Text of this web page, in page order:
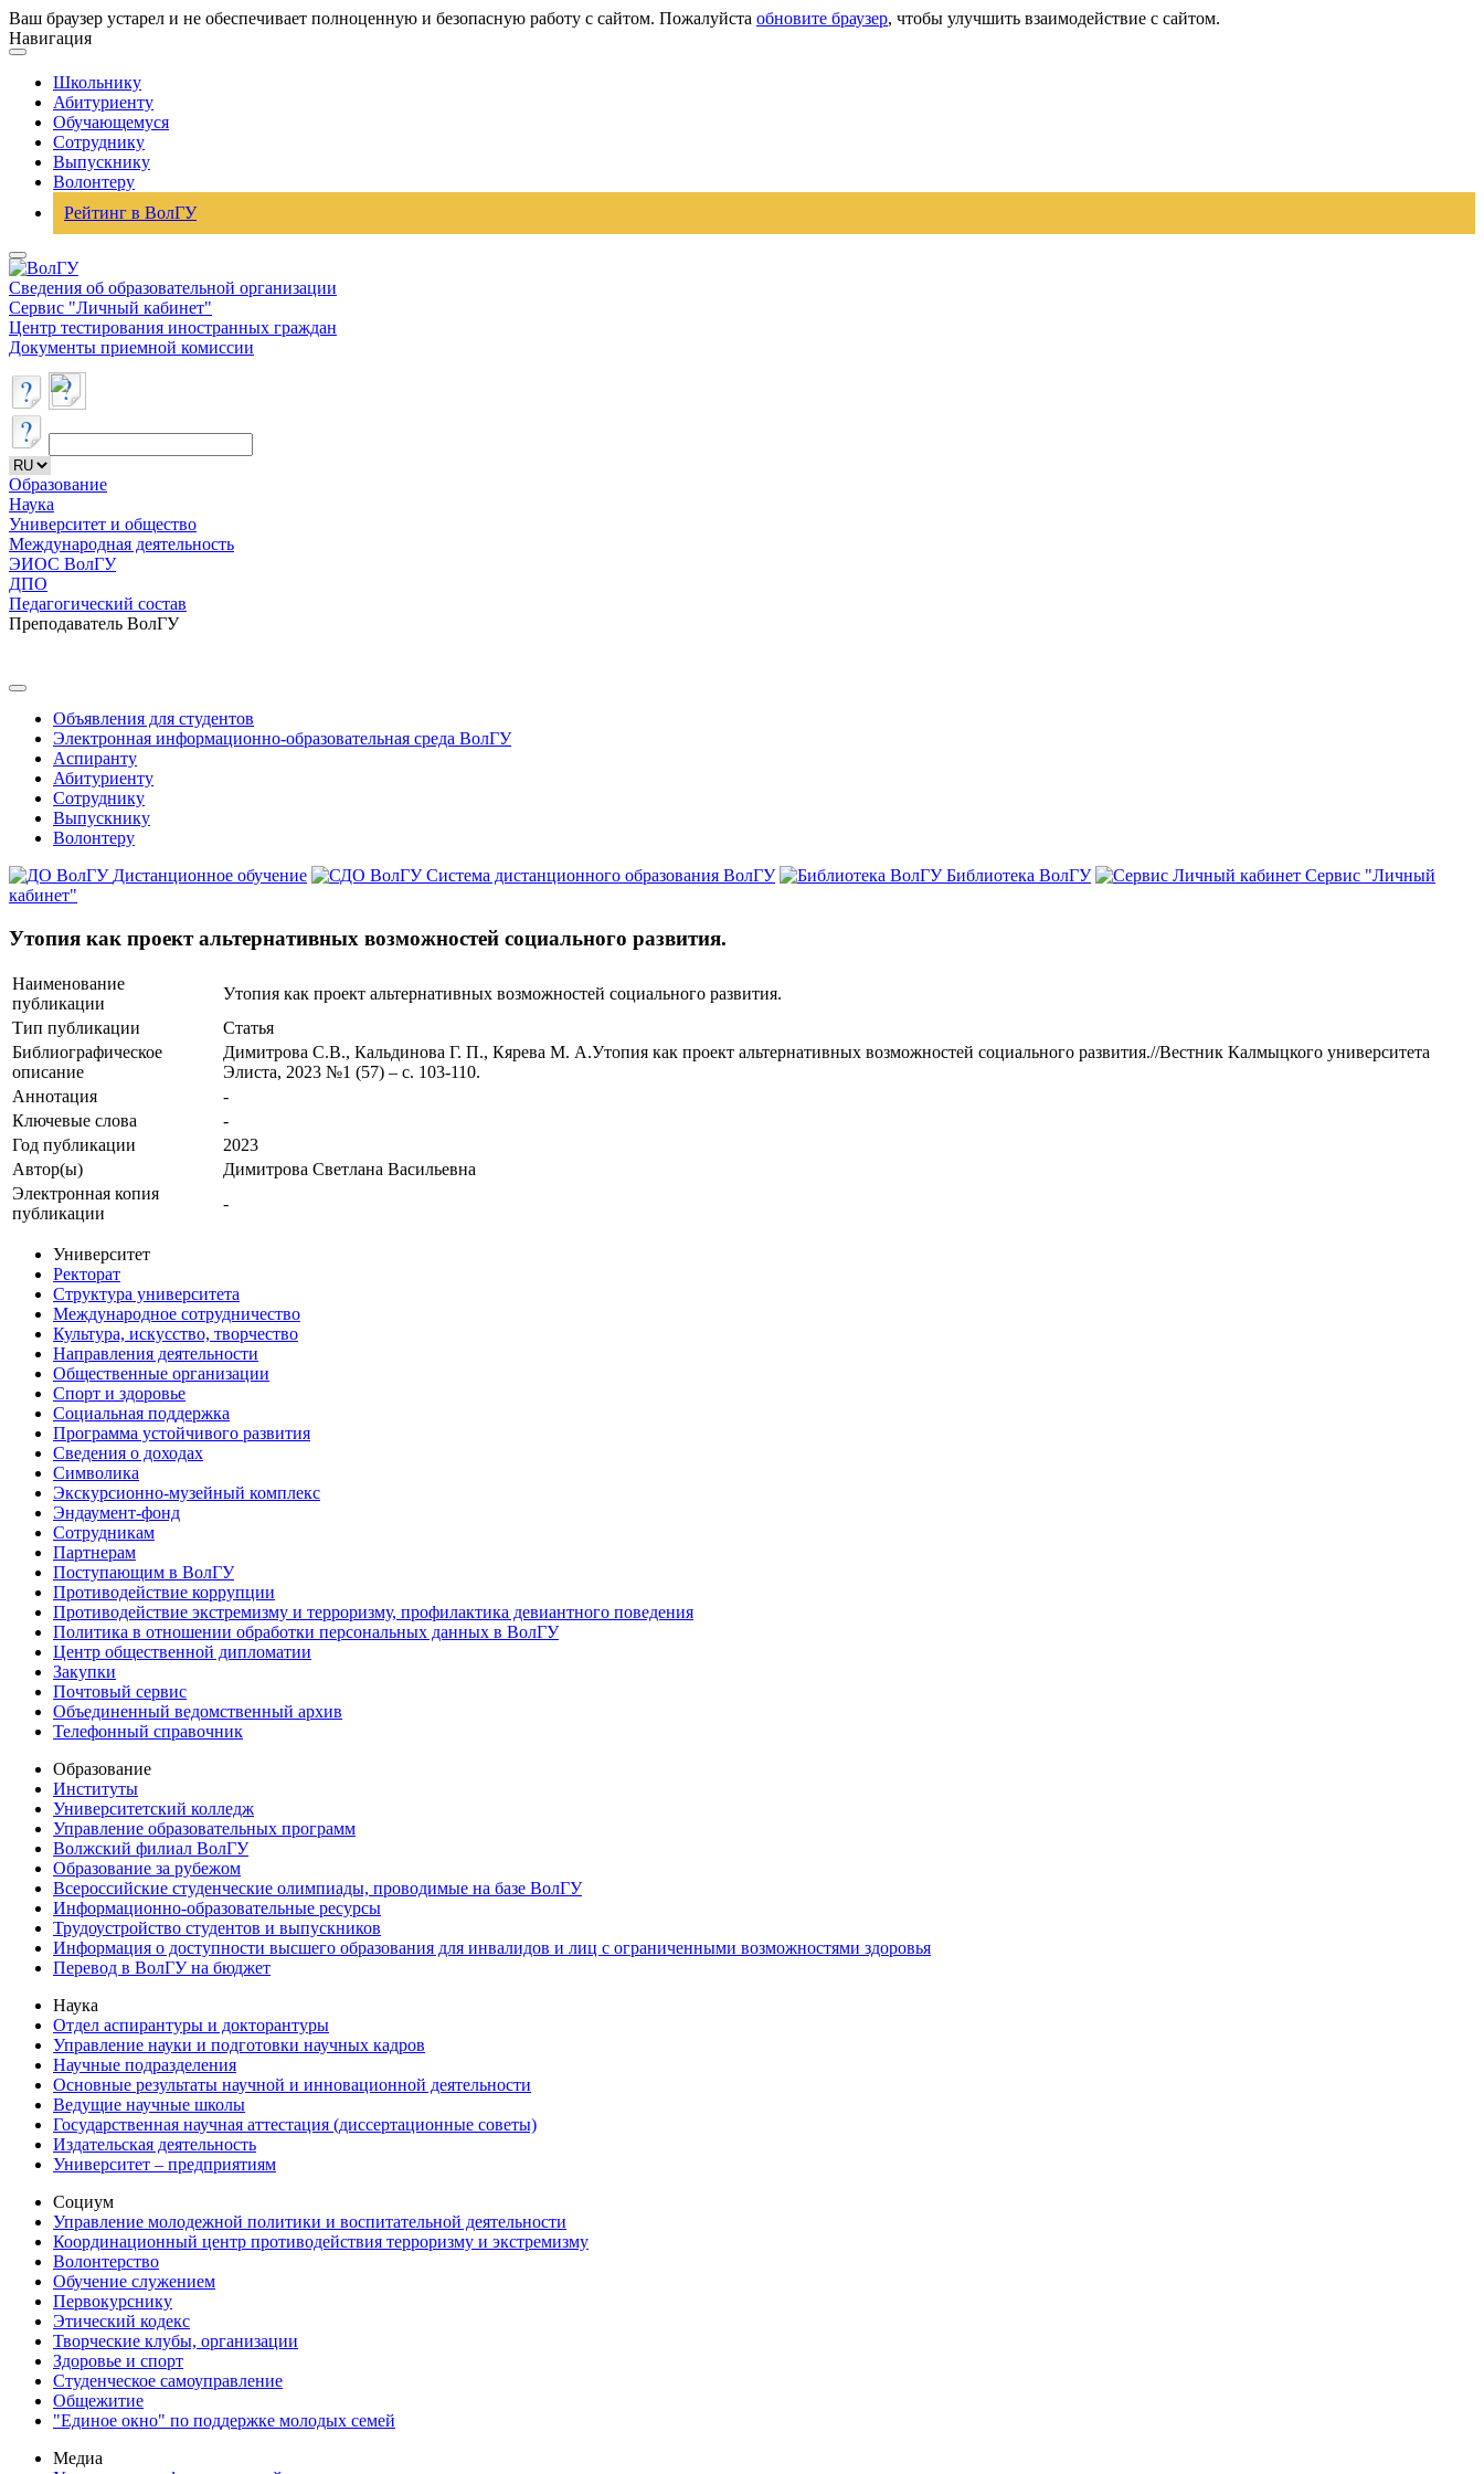
Ваш браузер устарел и не обеспечивает полноценную и безопасную работу с сайтом. Пожалуйста обновите браузер, чтобы улучшить взаимодействие с сайтом.
Навигация
Школьнику
Абитуриенту
Обучающемуся
Сотруднику
Выпускнику
Волонтеру
Рейтинг в ВолГУ
Сведения об образовательной организации
Сервис "Личный кабинет"
Центр тестирования иностранных граждан
Документы приемной комиссии
Образование
Наука
Университет и общество
Международная деятельность
ЭИОС ВолГУ
ДПО
Педагогический состав
Преподаватель ВолГУ
Объявления для студентов
Электронная информационно-образовательная среда ВолГУ
Аспиранту
Абитуриенту
Сотруднику
Выпускнику
Волонтеру
Дистанционное обучение
Система дистанционного образования ВолГУ Библиотека ВолГУ
Сервис "Личный
кабинет"
Утопия как проект альтернативных возможностей социального развития.
Наименование
публикации
Утопия как проект альтернативных возможностей социального развития.
Тип публикации
Статья
Библиографическое
описание
Димитрова С.В., Кальдинова Г. П., Кярева М. А.Утопия как проект альтернативных возможностей социального развития.//Вестник Калмыцкого университета
Элиста, 2023 №1 (57) – с. 103-110.
Аннотация
-
Ключевые cлова
-
Год публикации
2023
Автор(ы)
Димитрова Светлана Васильевна
Электронная копия
публикации
-
Университет
Ректорат
Структура университета
Международное сотрудничество
Культура, искусство, творчество
Направления деятельности
Общественные организации
Спорт и здоровье
Социальная поддержка
Программа устойчивого развития
Сведения о доходах
Символика
Экскурсионно-музейный комплекс
Эндаумент-фонд
Сотрудникам
Партнерам
Поступающим в ВолГУ
Противодействие коррупции
Противодействие экстремизму и терроризму, профилактика девиантного поведения
Политика в отношении обработки персональных данных в ВолГУ
Центр общественной дипломатии
Закупки
Почтовый сервис
Объединенный ведомственный архив
Телефонный справочник
Образование
Институты
Университетский колледж
Управление образовательных программ
Волжский филиал ВолГУ
Образование за рубежом
Всероссийские студенческие олимпиады, проводимые на базе ВолГУ
Информационно-образовательные ресурсы
Трудоустройство студентов и выпускников
Информация о доступности высшего образования для инвалидов и лиц с ограниченными возможностями здоровья
Перевод в ВолГУ на бюджет
Наука
Отдел аспирантуры и докторантуры
Управление науки и подготовки научных кадров
Научные подразделения
Основные результаты научной и инновационной деятельности
Ведущие научные школы
Государственная научная аттестация (диссертационные советы)
Издательская деятельность
Университет – предприятиям
Социум
Управление молодежной политики и воспитательной деятельности
Координационный центр противодействия терроризму и экстремизму
Волонтерство
Обучение служением
Первокурснику
Этический кодекс
Творческие клубы, организации
Здоровье и спорт
Студенческое самоуправление
Общежитие
"Единое окно" по поддержке молодых семей
Медиа